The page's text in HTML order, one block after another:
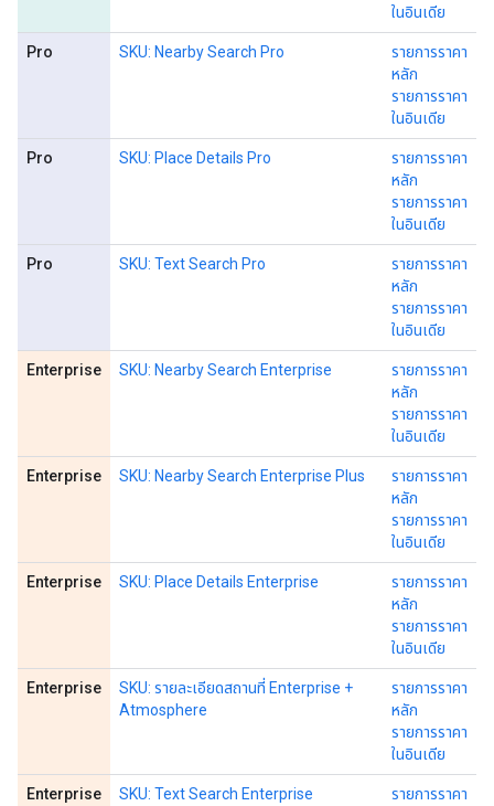
ในอินเดีย
Pro SKU: Nearby Search Pro
รายการราคา
หลัก
รายการราคา
ในอินเดีย
Pro SKU: Place Details Pro
รายการราคา
หลัก
รายการราคา
ในอินเดีย
Pro SKU: Text Search Pro
รายการราคา
หลัก
รายการราคา
ในอินเดีย
Enterprise SKU: Nearby Search Enterprise
รายการราคา
หลัก
รายการราคา
ในอินเดีย
Enterprise SKU: Nearby Search Enterprise Plus
รายการราคา
หลัก
รายการราคา
ในอินเดีย
Enterprise SKU: Place Details Enterprise
รายการราคา
หลัก
รายการราคา
ในอินเดีย
Enterprise
SKU: รายละเอียดสถานที่ Enterprise +
Atmosphere
รายการราคา
หลัก
รายการราคา
ในอินเดีย
Enterprise SKU: Text Search Enterprise
รายการราคา